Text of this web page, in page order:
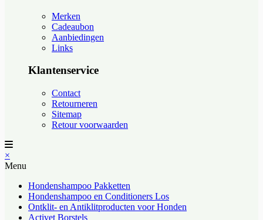
Merken
Cadeaubon
Aanbiedingen
Links
Klantenservice
Contact
Retourneren
Sitemap
Retour voorwaarden
×
Menu
Hondenshampoo Pakketten
Hondenshampoo en Conditioners Los
Ontklit- en Antiklitproducten voor Honden
Activet Borstels